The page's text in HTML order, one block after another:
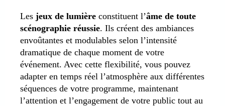
Les jeux de lumière constituent l’âme de toute
scénographie réussie. Ils créent des ambiances
envoûtantes et modulables selon l’intensité
dramatique de chaque moment de votre
événement. Avec cette flexibilité, vous pouvez
adapter en temps réel l’atmosphère aux différentes
séquences de votre programme, maintenant
l’attention et l’engagement de votre public tout au